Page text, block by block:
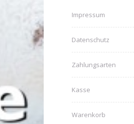
Impressum
Datenschutz
Zahlungsarten
Kasse
Warenkorb